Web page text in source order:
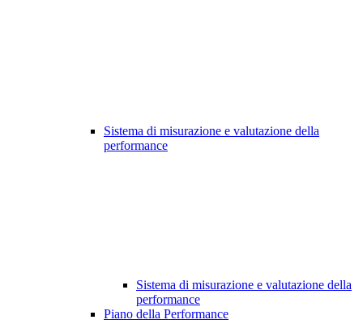
Sistema di misurazione e valutazione della
performance
Sistema di misurazione e valutazione della
performance
Piano della Performance